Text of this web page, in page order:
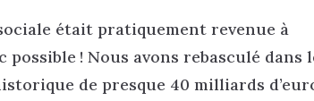
était pratiquement revenue à
possible ! Nous avons rebasculé dans
de presque 40 milliards